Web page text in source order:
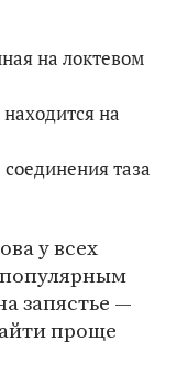
на локтевом
на
таза
у всех
запястье —
проще